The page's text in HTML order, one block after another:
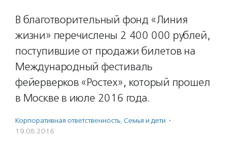
В благотворительный фонд «Линия
жизни» перечислены 2 400 000 рублей,
поступившие от продажи билетов на
Международный фестиваль
фейерверков «Ростех», который прошел
в Москве в июле 2016 года.
Корпоративная ответственность, Семья и дети ·
19.08.2016